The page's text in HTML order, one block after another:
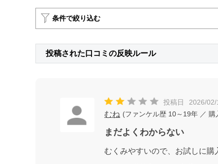
条件で絞り込む
投稿された口コミの反映ルール
投稿日 2026/02/
むね (ファンケル歴 10～19年 ／ 購
まだよくわからない
むくみやすいので、お試しに購